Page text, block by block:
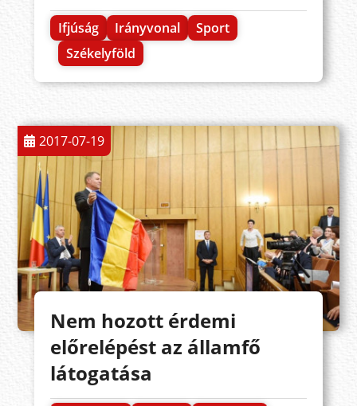
Ifjúság Irányvonal
Sport
Székelyföld
2017-07-19
Nem hozott érdemi
előrelépést az államfő
látogatása